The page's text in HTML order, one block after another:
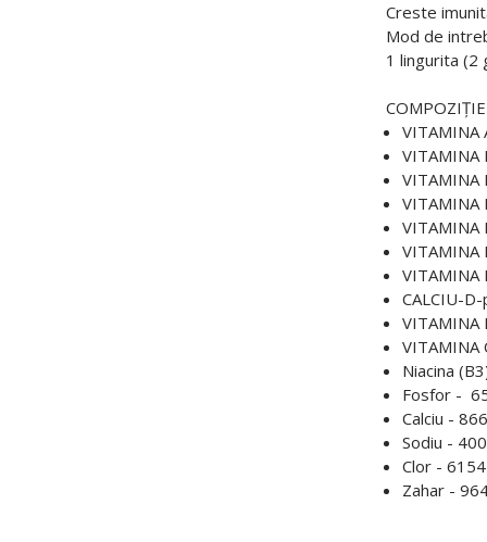
Creste
Mod de
1 lingurita (2
VITAMINA
VITAMINA
VITAMINA
VITAMINA
VITAMINA
VITAMINA
VITAMINA
CALCIU-
VITAMINA
VITAMINA
Niacina
Fosfor -
Calciu -
Sodiu -
Clor -
Zahar -